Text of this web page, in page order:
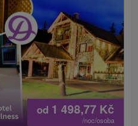
od 1 498,77 Kč
/noc/osoba